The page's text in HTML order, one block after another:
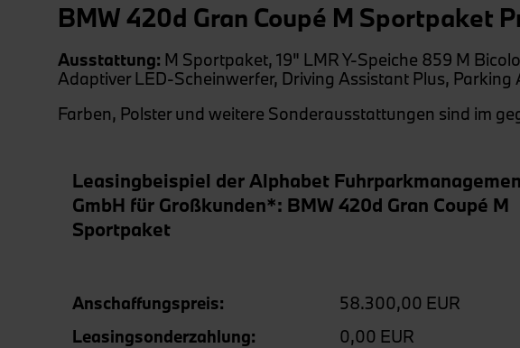
BMW 420d Gran Coupé M Sportpaket
Ausstattung: M Sportpaket, 19" LMR Y-Speiche 859 M
Adaptiver LED-Scheinwerfer, Driving Assistant Plus, Parking
Farben, Polster und weitere Sonderausstattungen sind im
Leasingbeispiel der Alphabet
GmbH für Großkunden*: BMW 420d Gran Coupé M
Sportpaket
Anschaffungspreis:
58.300,00 EUR
Leasingsonderzahlung:
0,00 EUR